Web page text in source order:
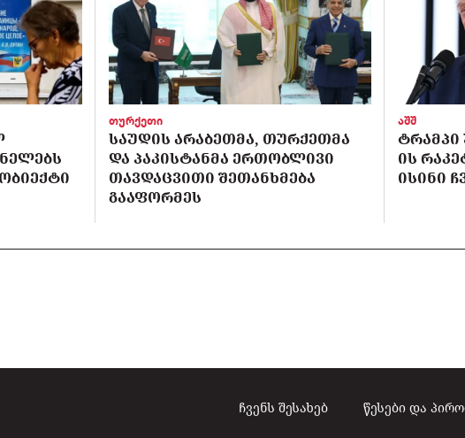
თურქეთი
ᲡᲐᲣᲓᲘᲡ ᲐᲠᲐᲑᲔᲗᲛᲐ, ᲗᲣᲠᲥᲔᲗᲛᲐ
ᲓᲐ ᲞᲐᲙᲘᲡᲢᲐᲜᲛᲐ ᲔᲠᲗᲝᲑᲚᲘᲕᲘ
ᲗᲐᲕᲓᲐᲪᲕᲘᲗᲘ ᲨᲔᲗᲐᲜᲮᲛᲔᲑᲐ
ᲒᲐᲐᲤᲝᲠᲛᲔᲡ
აშშ
ᲢᲠᲐᲛᲞᲘ
ᲘᲡ
ᲘᲡᲘᲜᲘ
ჩვენს შესახებ წესები და